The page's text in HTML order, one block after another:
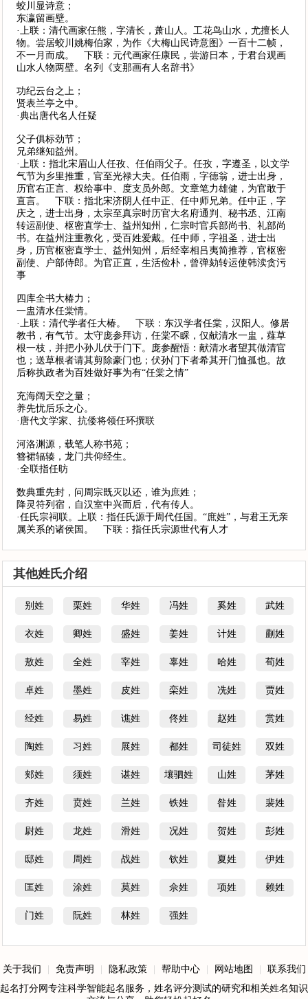
蛟川显诗意；
东瀛留画壁。
·上联：清代画家任熊，字清长，萧山人。工花鸟山水，尤擅长人
物。尝居蛟川姚梅伯家，为作《大梅山民诗意图》一百十二帧，
不一月而成。 下联：元代画家任康民，尝游日本，于君台观画
山水人物两壁。名列《支那画有人名辞书》
功纪云台之上；
贤表兰亭之中。
·典出唐代名人任疑
父子俱标劲节；
兄弟继知益州。
·上联：指北宋眉山人任孜、任伯雨父子。任孜，字遵圣，以文学
气节为乡里推重，官至光禄大夫。任伯雨，字德翁，进士出身，
历官右正言、权给事中、度支员外郎。文章笔力雄健，为官敢于
直言。 下联：指北宋济阴人任中正、任中师兄弟。任中正，字
庆之，进士出身，太宗至真宗时历官大名府通判、秘书丞、江南
转运副使、枢密直学士、益州知州，仁宗时官兵部尚书、礼部尚
书。在益州注重教化，受百姓爱戴。任中师，字祖圣，进士出
身，历官枢密直学士、益州知州，后经宰相吕夷简推荐，官枢密
副使、户部侍郎。为官正直，生活俭朴，曾弹劾转运使韩渎贪污
事
四库全书大椿力；
一盅清水任棠情。
·上联：清代学者任大椿。 下联：东汉学者任棠，汉阳人。修居
教书，有气节。太守庞参拜访，任棠不睬，仅献清水一盅，薤草
根一枝，并把小孙儿伏于门下。庞参醒悟：献清水者望其做清官
也；送草根者请其剪除豪门也；伏孙门下者希其开门恤孤也。故
后称执政者为百姓做好事为有“任棠之情”
充海阔天空之量；
养先忧后乐之心。
·唐代文学家、抗倭将领任环撰联
河洛渊源，载笔人称书苑；
簪裙辐辏，龙门共仰经生。
·全联指任昉
数典重先封，问周宗既灭以还，谁为庶姓；
降灵符列宿，自汉室中兴而后，代有传人。
·任氏宗祠联。上联：指任氏源于周代任国。“庶姓”，与君王无亲
属关系的诸侯国。 下联：指任氏宗源世代有人才
其他姓氏介绍
别姓 栗姓 华姓 冯姓 奚姓 武姓
衣姓 卿姓 盛姓 姜姓 计姓 蒯姓
敖姓 全姓 宰姓 辜姓 哈姓 荀姓
卓姓 墨姓 皮姓 栾姓 冼姓 贾姓
经姓 易姓 谯姓 佟姓 赵姓 赏姓
陶姓 习姓 展姓 都姓 司徒姓 双姓
郏姓 须姓 谌姓 壤驷姓 山姓 茅姓
齐姓 贲姓 兰姓 铁姓 昝姓 裴姓
尉姓 龙姓 滑姓 况姓 贺姓 彭姓
邸姓 周姓 战姓 钦姓 夏姓 伊姓
匡姓 涂姓 莫姓 佘姓 项姓 赖姓
门姓 阮姓 林姓 强姓
关于我们 免责声明 隐私政策 帮助中心 网站地图
联系我们
起名打分网专注科学智能起名服务，姓名评分测试的研究和相关姓名知识